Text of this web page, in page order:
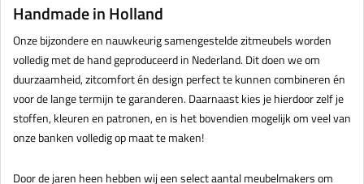
Handmade in Holland
Onze bijzondere en nauwkeurig samengestelde zitmeubels worden
volledig met de hand geproduceerd in Nederland. Dit doen we om
duurzaamheid, zitcomfort én design perfect te kunnen combineren én
voor de lange termijn te garanderen. Daarnaast kies je hierdoor zelf je
stoffen, kleuren en patronen, en is het bovendien mogelijk om veel van
onze banken volledig op maat te maken!
Door de jaren heen hebben wij een select aantal meubelmakers om